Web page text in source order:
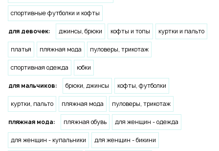
спортивные футболки и кофты
для девочек: джинсы, брюки кофты и топы куртки и пальто
платья пляжная мода пуловеры, трикотаж
спортивная одежда юбки
для мальчиков: брюки, джинсы кофты, футболки
куртки, пальто пляжная мода пуловеры, трикотаж
пляжная мода: пляжная обувь для женщин - одежда
для женщин - купальники для женщин - бикини